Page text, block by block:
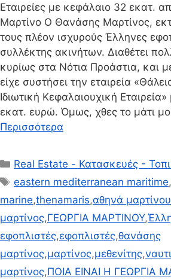
Εταιρείες με κεφάλαιο 32 εκατ.
Μαρτίνο Ο Θανάσης Μαρτίνος,
τους πλέον ισχυρούς Έλληνες
συλλέκτης ακινήτων. Διαθέτει
κυρίως στα Νότια Προάστια, και
είχε συστήσει την εταιρεία
Ιδιωτική Κεφαλαιουχική
εκατ. ευρώ. Όμως, χθες το μάτι
Περισσότερα
Κατηγορίες
Real Estate - Κατασκευές -
Ετικέτες
eastern mediterranean maritime,
marine,thenamaris,αθηνά μαρτίνου
μαρτίνος,ΓΕΩΡΓΙΑ ΜΑΡΤΙΝΟΥ,
εφοπλιστές,εφοπλιστές,θανάσης
μαρτίνος,μαρτίνος,μεθενίτης,
μαρτίνος,ΠΟΙΑ ΕΙΝΑΙ Η ΓΕΩΡΓΙΑ